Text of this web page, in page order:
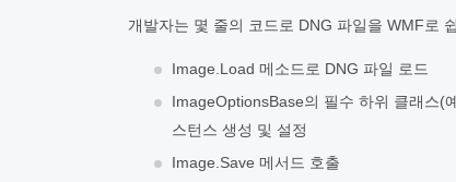
개발자는 몇 줄의 코드로 DNG 파일을 WMF로
Image.Load 메소드로 DNG 파일 로드
ImageOptionsBase의 필수 하위 클래스(
스턴스 생성 및 설정
Image.Save 메서드 호출